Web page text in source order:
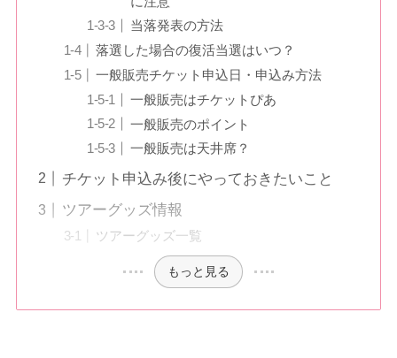
当落発表の方法
落選した場合の復活当選はいつ？
一般販売チケット申込日・申込み方法
一般販売はチケットぴあ
一般販売のポイント
一般販売は天井席？
チケット申込み後にやっておきたいこと
ツアーグッズ情報
ツアーグッズ一覧
もっと見る